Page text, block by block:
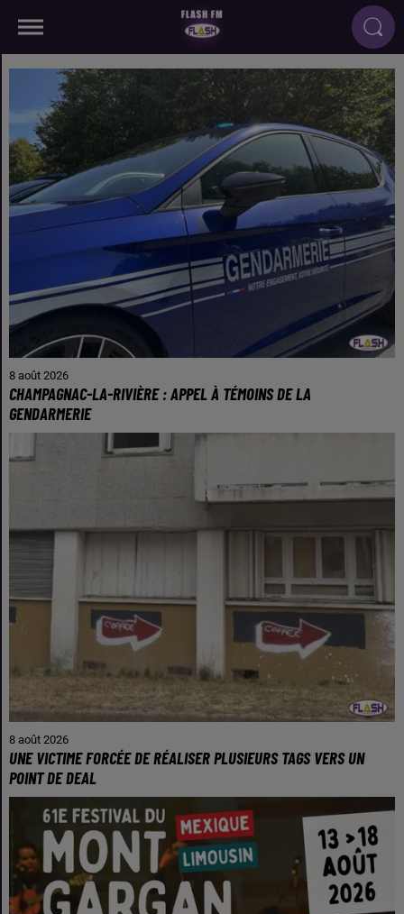
8 août 2026
CHAMPAGNAC-LA-RIVIÈRE : APPEL À TÉMOINS DE LA
GENDARMERIE
8 août 2026
UNE VICTIME FORCÉE DE RÉALISER PLUSIEURS TAGS VERS UN
POINT DE DEAL